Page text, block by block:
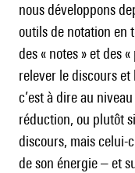
nous développons
outils de notation en
des « notes » et des
relever le discours et
c’est à dire au
réduction, ou plutôt
discours, mais celui-
de son énergie – et